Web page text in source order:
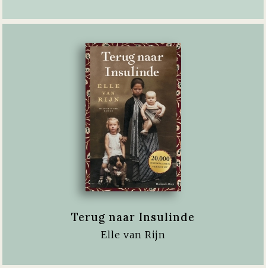
Terug naar Insulinde
Elle van Rijn